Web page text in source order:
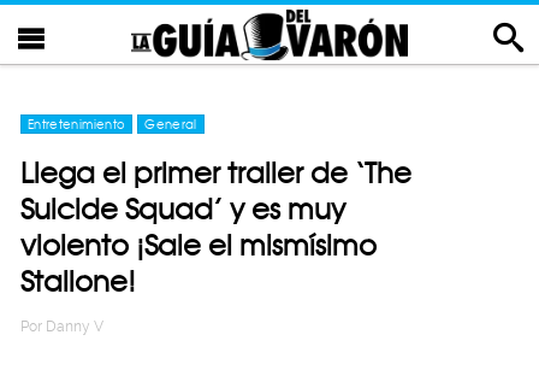
Entretenimiento General
Llega el primer trailer de ‘The
Suicide Squad’ y es muy
violento ¡Sale el mismísimo
Stallone!
Por Danny V